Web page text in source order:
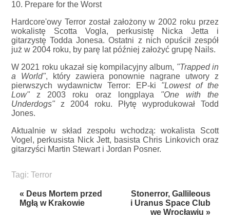
10. Prepare for the Worst
Hardcore'owy Terror został założony w 2002 roku przez
wokalistę Scotta Vogla, perkusistę Nicka Jetta i
gitarzystę Todda Jonesa. Ostatni z nich opuścił zespół
już w 2004 roku, by parę lat później założyć grupę Nails.
W 2021 roku ukazał się kompilacyjny album, "Trapped in
a World", który zawiera ponownie nagrane utwory z
pierwszych wydawnictw Terror: EP-ki "Lowest of the
Low" z 2003 roku oraz longplaya "One with the
Underdogs" z 2004 roku. Płytę wyprodukował Todd
Jones.
Aktualnie w skład zespołu wchodzą: wokalista Scott
Vogel, perkusista Nick Jett, basista Chris Linkovich oraz
gitarzyści Martin Stewart i Jordan Posner.
Tagi: Terror
« Deus Mortem przed
Mgłą w Krakowie
Stonerror, Gallileous
i Uranus Space Club
we Wrocławiu »